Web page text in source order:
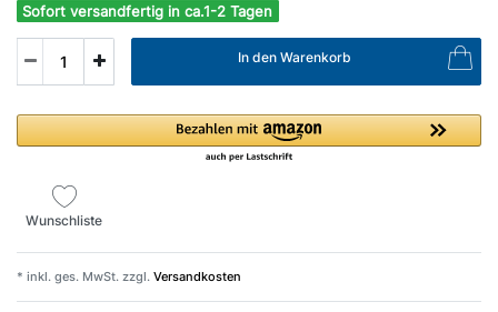
Sofort versandfertig in ca.1-2 Tagen
In den Warenkorb
Wunschliste
* inkl. ges. MwSt. zzgl. Versandkosten